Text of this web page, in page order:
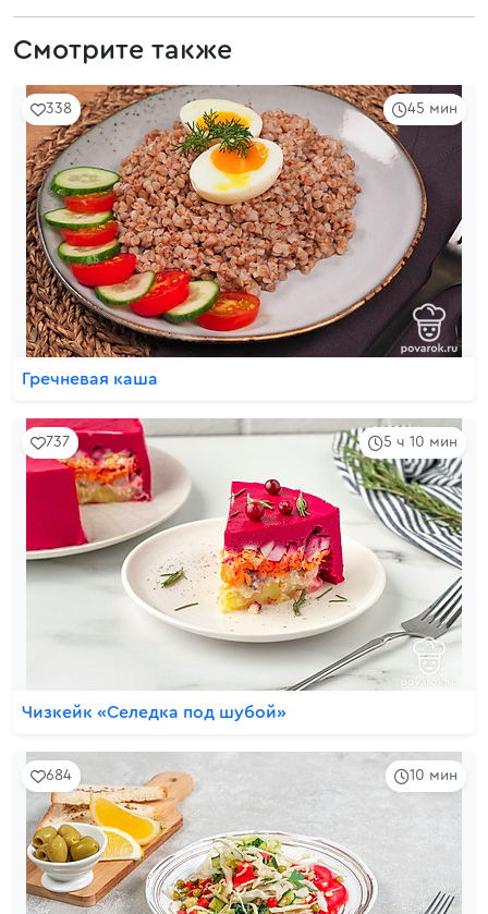
Смотрите также
45 мин
338
Гречневая каша
5 ч 10 мин
737
Чизкейк «Селедка под шубой»
10 мин
684